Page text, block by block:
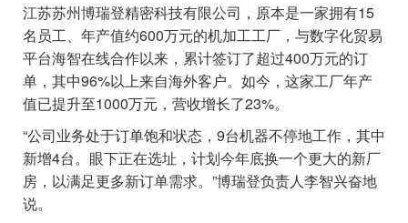
江苏苏州博瑞登精密科技有限公司，原本是一家拥有15
名员工、年产值约600万元的机加工工厂，与数字化贸易
平台海智在线合作以来，累计签订了超过400万元的订
单，其中96%以上来自海外客户。如今，这家工厂年产
值已提升至1000万元，营收增长了23%。
“公司业务处于订单饱和状态，9台机器不停地工作，其中
新增4台。眼下正在选址，计划今年底换一个更大的新厂
房，以满足更多新订单需求。”博瑞登负责人李智兴奋地
说。